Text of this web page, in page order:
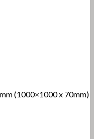
(1000×1000 x 70mm)